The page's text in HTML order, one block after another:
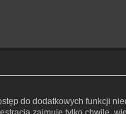
do dodatkowych funkcji